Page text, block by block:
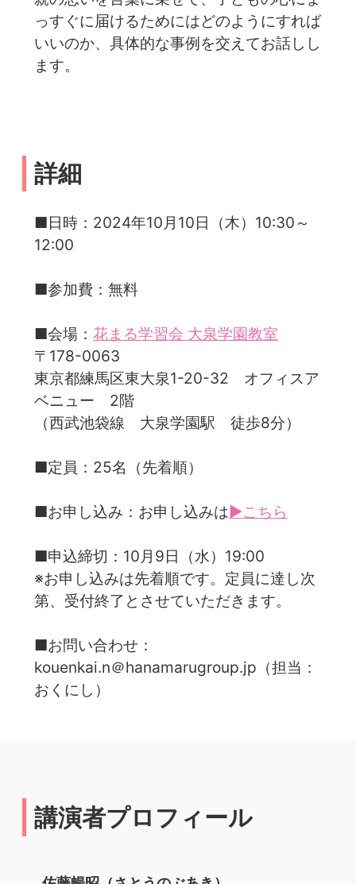
っすぐに届けるためにはどのようにすれば
いいのか、具体的な事例を交えてお話しし
ます。
詳細
■日時：2024年10月10日（木）10:30～
12:00
■参加費：無料
■会場： 花まる学習会 大泉学園教室
〒178-0063
東京都練馬区東大泉1-20-32 オフィスア
ベニュー 2階
（西武池袋線 大泉学園駅 徒歩8分）
■定員：25名（先着順）
■お申し込み：お申し込みは▶こちら
■申込締切：10月9日（水）19:00
※お申し込みは先着順です。定員に達し次
第、受付終了とさせていただきます。
■お問い合わせ：
kouenkai.n＠hanamarugroup.jp（担当：
おくにし）
講演者プロフィール